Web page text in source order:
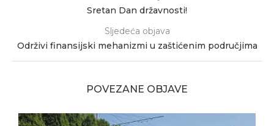
Sretan Dan državnosti!
Sljedeća objava
Održivi finansijski mehanizmi u zaštićenim područjima
POVEZANE OBJAVE